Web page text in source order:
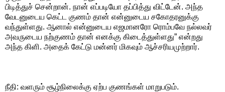
பிடித்துச் சென்றான். நான் எப்படியோ தப்பித்து விட்டேன். அந்த
வேடனுடைய கெட்ட குணம் தான் என்னுடைய சகோதரனுக்கு
வந்துள்ளது. ஆனால் என்னுடைய எஜமானரோ ரொம்பவே நல்லவர்
அவருடைய நற்குணம் தான் எனக்கு கிடைத்துள்ளது” என்றது
அந்த கிளி. அதைக் கேட்டு மன்னர் மிகவும் ஆச்சரியமுற்றார்.
நீதி: வளரும் சூழ்நிலைக்கு ஏற்ப குணங்கள் மாறுபடும்.